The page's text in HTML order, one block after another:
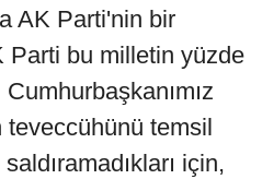
AK Parti'nin bir
Parti bu milletin yüzde
temsil
için,